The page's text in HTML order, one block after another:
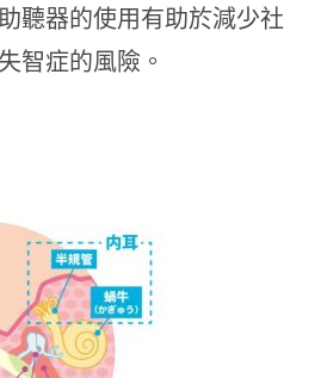
聽器的使用有助於減少社
智症的風險。